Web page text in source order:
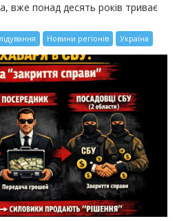
вже понад десять років триває
Новини регіонів Україна